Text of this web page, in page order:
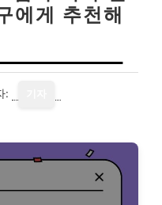
에게 추천해
: